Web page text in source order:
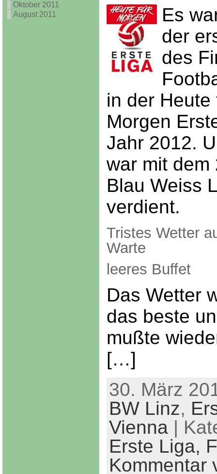
Oktober 2011
August 2011
Es
der
des
in der Heute
Morgen
Jahr 2012.
war mit dem
Blau Weiss
verdient.
Tristes Wetter
Warte
leeres Buffet
Das Wetter
das beste
mußte
[…]
30. März
BW Linz,
Vienna|
Erste Liga,
Kommentar